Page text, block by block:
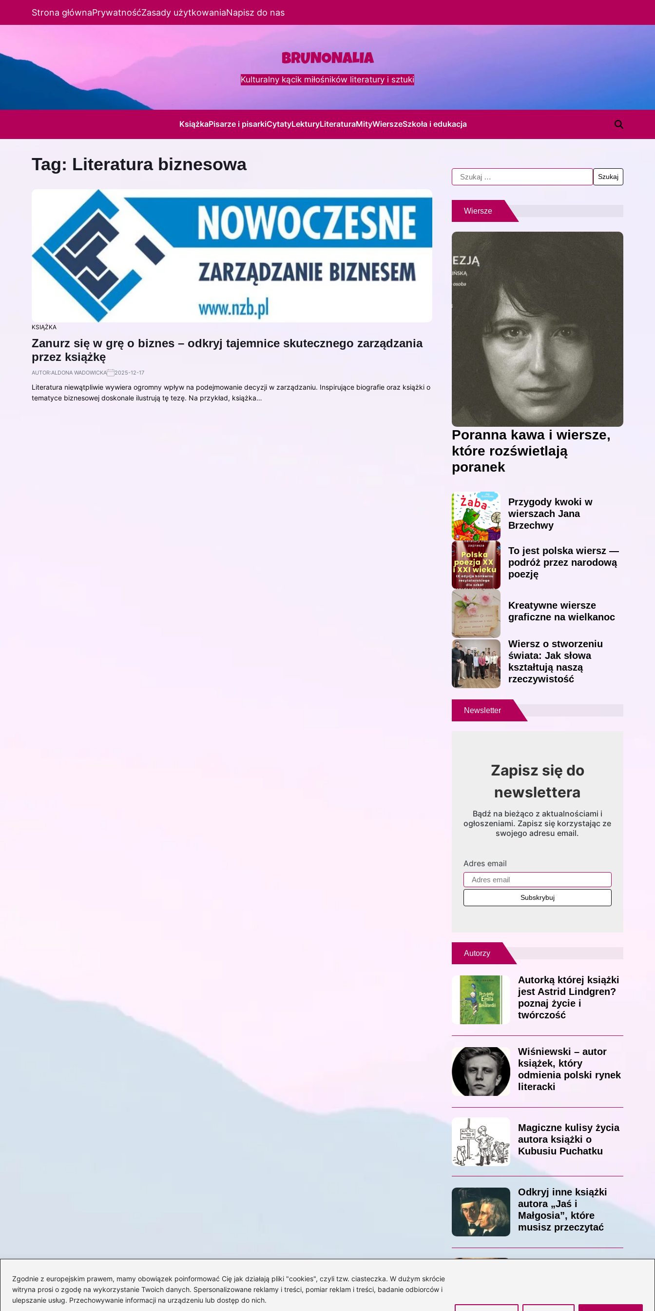
Zgodnie z europejskim prawem, mamy obowiązek poinformować Cię jak działają pliki "cookies", czyli tzw. ciasteczka. W dużym skrócie
witryna prosi o zgodę na wykorzystanie Twoich danych. Spersonalizowane reklamy i treści, pomiar reklam i treści, badanie odbiorców i
ulepszanie usług. Przechowywanie informacji na urządzeniu lub dostęp do nich.
Strona głównaPrywatnośćZasady użytkowaniaNapisz do nas
Kulturalny kącik miłośników literatury i sztuki
KsiążkaPisarze i pisarkiCytatyLekturyLiteraturaMityWierszeSzkoła i edukacja
Tag: Literatura biznesowa
KSIĄŻKA
Zanurz się w grę o biznes – odkryj tajemnice skutecznego zarządzania
przez książkę
AUTOR:ALDONA WADOWICKA 2025-12-17
Literatura niewątpliwie wywiera ogromny wpływ na podejmowanie decyzji w zarządzaniu. Inspirujące biografie oraz książki o
tematyce biznesowej doskonale ilustrują tę tezę. Na przykład, książka…
Wiersze
Poranna kawa i wiersze,
które rozświetlają
poranek
Przygody kwoki w
wierszach Jana
Brzechwy
To jest polska wiersz —
podróż przez narodową
poezję
Kreatywne wiersze
graficzne na wielkanoc
Wiersz o stworzeniu
świata: Jak słowa
kształtują naszą
rzeczywistość
Newsletter
Zapisz się do
newslettera
Bądź na bieżąco z aktualnościami i
ogłoszeniami. Zapisz się korzystając ze
swojego adresu email.
Adres email
Autorzy
Autorką której książki
jest Astrid Lindgren?
poznaj życie i
twórczość
Wiśniewski – autor
książek, który
odmienia polski rynek
literacki
Magiczne kulisy życia
autora książki o
Kubusiu Puchatku
Odkryj inne książki
autora „Jaś i
Małgosia”, które
musisz przeczytać